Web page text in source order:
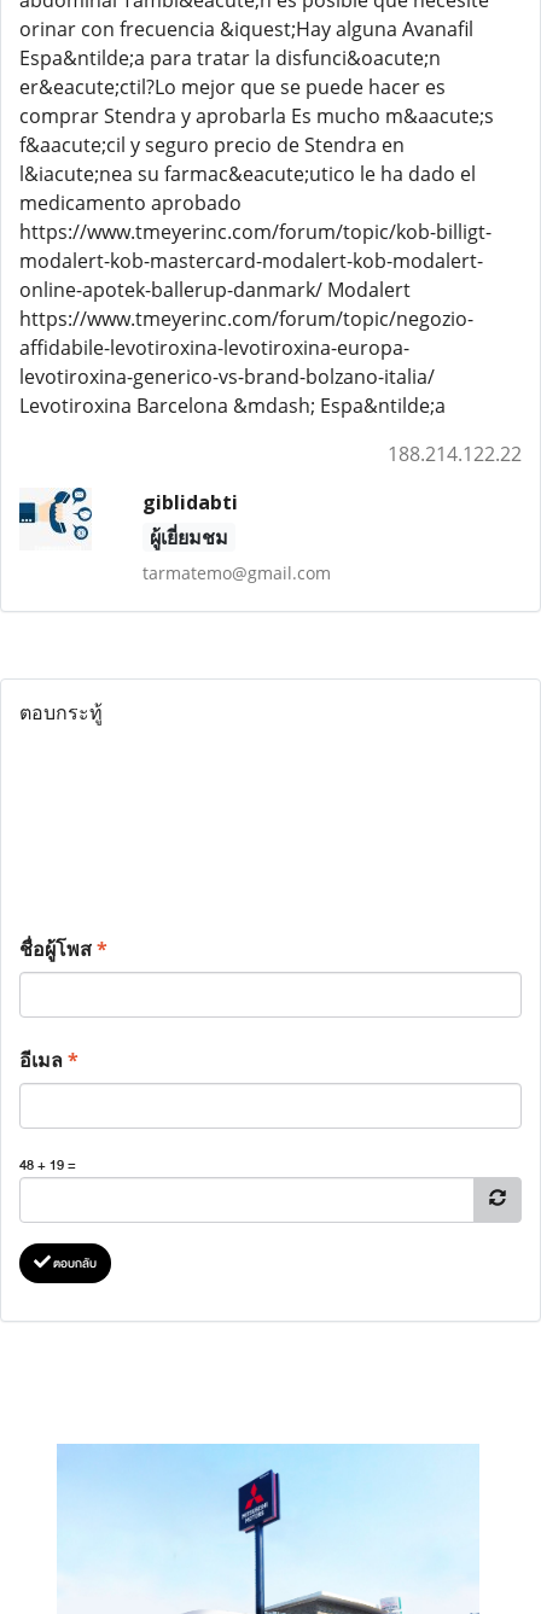
orinar con frecuencia &iquest;Hay alguna Avanafil
Espa&ntilde;a para tratar la disfunci&oacute;n
er&eacute;ctil?Lo mejor que se puede hacer es
comprar Stendra y aprobarla Es mucho m&aacute;s
f&aacute;cil y seguro precio de Stendra en
l&iacute;nea su farmac&eacute;utico le ha dado el
medicamento aprobado
https://www.tmeyerinc.com/forum/topic/kob-billigt-
modalert-kob-mastercard-modalert-kob-modalert-
online-apotek-ballerup-danmark/ Modalert
https://www.tmeyerinc.com/forum/topic/negozio-
affidabile-levotiroxina-levotiroxina-europa-
levotiroxina-generico-vs-brand-bolzano-italia/
Levotiroxina Barcelona &mdash; Espa&ntilde;a
188.214.122.22
giblidabti
ผู้เยี่ยมชม
tarmatemo@gmail.com
ตอบกระทู้
ชื่อผู้โพส*
อีเมล*
48 + 19 =
ตอบกลับ